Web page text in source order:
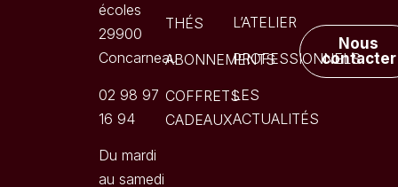
écoles
29900
Concarneau
02 98 97
16 94
Du mardi
au samedi
THÉS
ABONNEMENTS
COFFRETS
CADEAUX
L’ATELIER
PROFESSIONNELS
LES
ACTUALITÉS
Nous
contacter